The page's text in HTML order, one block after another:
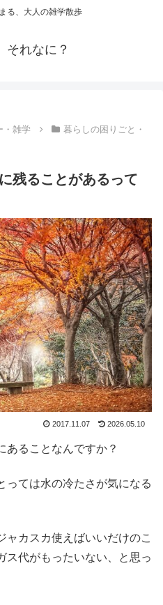
る、大人の雑学散歩
それなに？
・雑学
暮らしの困りごと・
残ることがあるって
2017.11.07 2026.05.10
あることなんですか？
っては水の冷たさが気になる
ャカスカ使えばいいだけのこ
ス代がもったいない、と思っ